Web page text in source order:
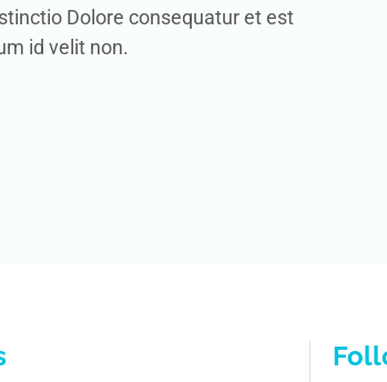
Dolore consequatur et est
id velit non.